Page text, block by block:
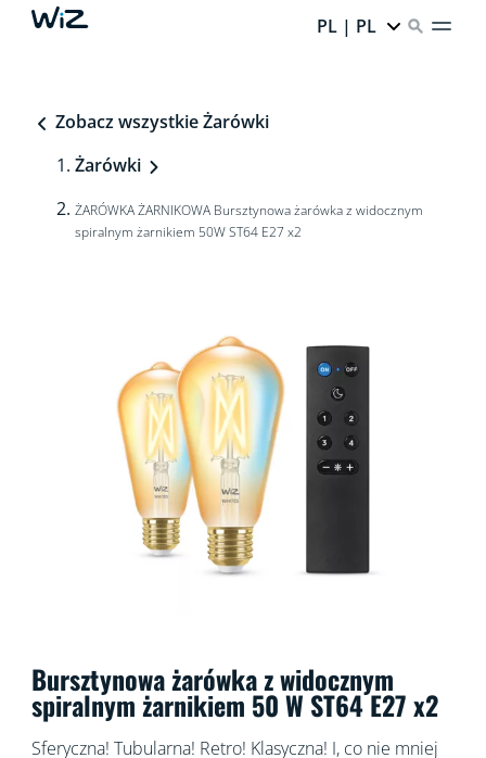
PL | PL
Zobacz wszystkie Żarówki
Żarówki
ŻARÓWKA ŻARNIKOWA Bursztynowa żarówka z widocznym
spiralnym żarnikiem 50W ST64 E27 x2
Bursztynowa żarówka z widocznym
spiralnym żarnikiem 50 W ST64 E27 x2
Sferyczna! Tubularna! Retro! Klasyczna! I, co nie mniej